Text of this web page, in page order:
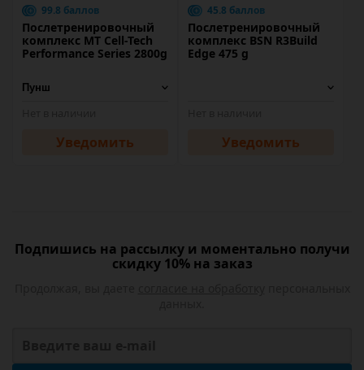
99.8 баллов
Послетренировочный
комплекс MT Cell-Tech
Performance Series 2800g
Уведомить
45.8 баллов
Послетренировочный
комплекс BSN R3Build
Edge 475 g
Уведомить
Подпишись на рассылку и моментально получи
скидку 10% на заказ